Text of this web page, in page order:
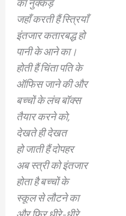
का नुक्कड़
जहाँ करती हैं स्त्रियाँ
इंतजार कतारबद्ध हो
पानी के आने का।
होती हैं चिंता पति के
ऑफिस जाने की और
बच्चों के लंच बॉक्स
तैयार करने को,
देखते ही देखत
हो जाती हैं दोपहर
अब स्त्री को इंतजार
होता है बच्चों के
स्कूल से लौटने का